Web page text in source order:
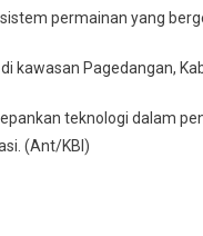
permainan yang
kawasan Pagedangan,
teknologi dalam
(Ant/KBI)